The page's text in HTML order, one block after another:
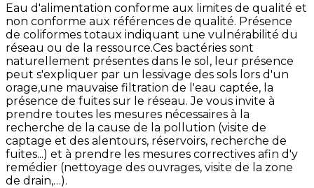
Eau d'alimentation conforme aux limites de qualité et
non conforme aux références de qualité. Présence
de coliformes totaux indiquant une vulnérabilité du
réseau ou de la ressource.Ces bactéries sont
naturellement présentes dans le sol, leur présence
peut s'expliquer par un lessivage des sols lors d'un
orage,une mauvaise filtration de l'eau captée, la
présence de fuites sur le réseau. Je vous invite à
prendre toutes les mesures nécessaires à la
recherche de la cause de la pollution (visite de
captage et des alentours, réservoirs, recherche de
fuites...) et à prendre les mesures correctives afin d'y
remédier (nettoyage des ouvrages, visite de la zone
de drain,…).